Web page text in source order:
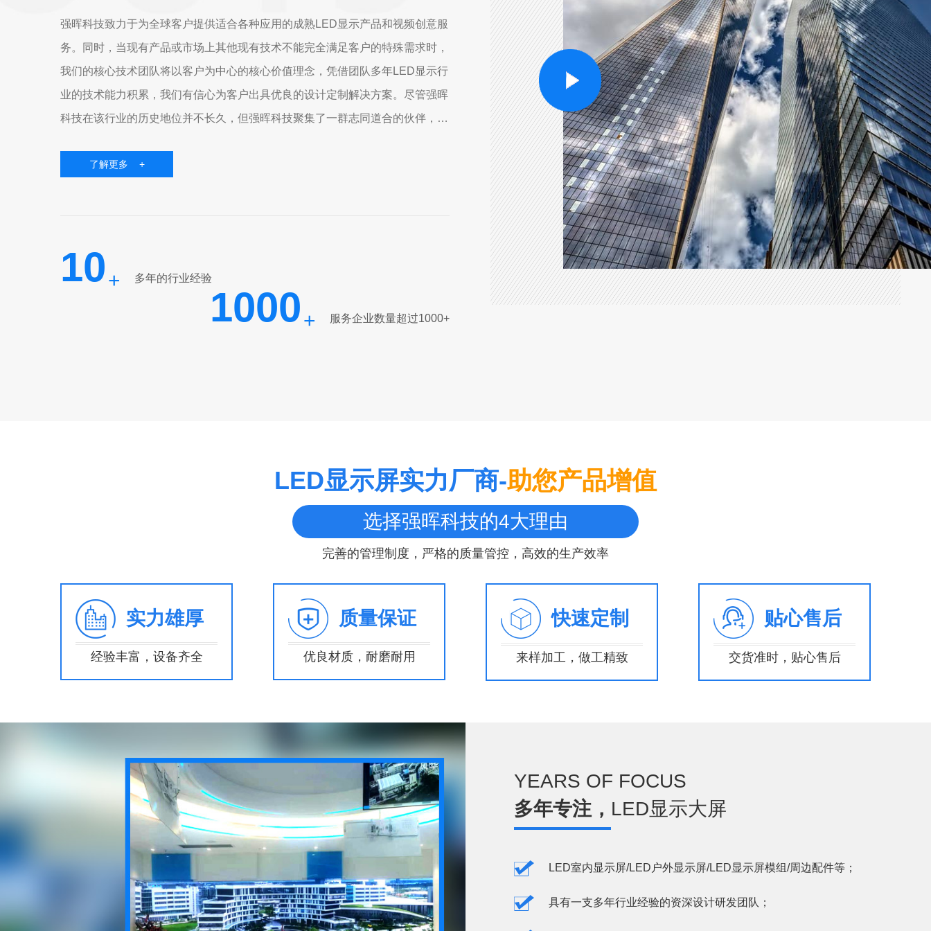
强晖科技致力于为全球客户提供适合各种应用的成熟LED显示产品和视频创意服
务。同时，当现有产品或市场上其他现有技术不能完全满足客户的特殊需求时，
我们的核心技术团队将以客户为中心的核心价值理念，凭借团队多年LED显示行
业的技术能力积累，我们有信心为客户出具优良的设计定制解决方案。尽管强晖
科技在该行业的历史地位并不长久，但强晖科技聚集了一群志同道合的伙伴，他
了解更多 +
10+ 多年的行业经验
1000+ 服务企业数量超过1000+
LED显示屏实力厂商-助您产品增值
选择强晖科技的4大理由
完善的管理制度，严格的质量管控，高效的生产效率
实力雄厚
经验丰富，设备齐全
质量保证
优良材质，耐磨耐用
快速定制
来样加工，做工精致
贴心售后
交货准时，贴心售后
YEARS OF FOCUS
多年专注， LED显示大屏
LED室内显示屏/LED户外显示屏/LED显示屏模组/周边配件等；
具有一支多年行业经验的资深设计研发团队；